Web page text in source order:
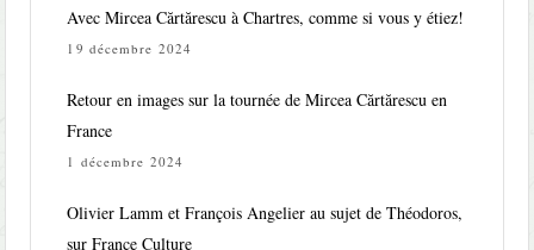
Avec Mircea Cărtărescu à Chartres, comme si vous y étiez!
19 décembre 2024
Retour en images sur la tournée de Mircea Cărtărescu en
France
1 décembre 2024
Olivier Lamm et François Angelier au sujet de Théodoros,
sur France Culture